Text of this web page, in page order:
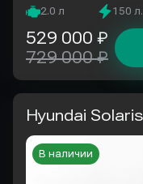
2.0 л 150
529 000 ₽
729 000 ₽
Hyundai Solaris
В наличии